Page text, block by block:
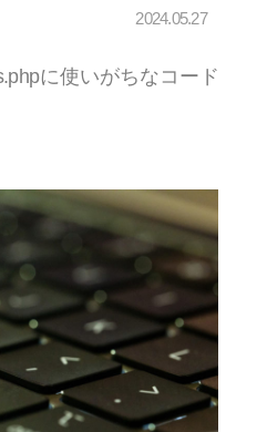
2024.05.27
に使いがちなコード